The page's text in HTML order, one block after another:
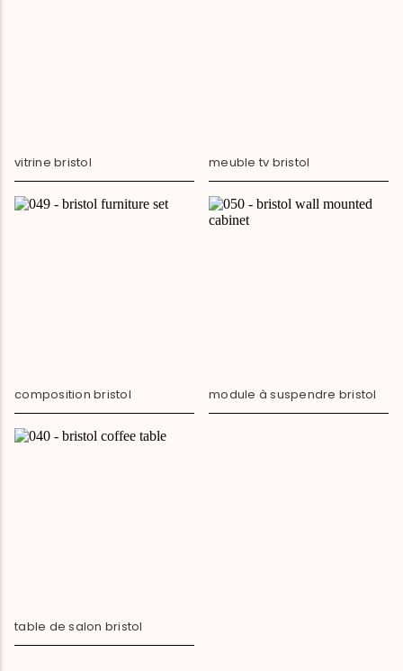
vitrine bristol meuble tv bristol
composition bristol module à suspendre bristol
table de salon bristol